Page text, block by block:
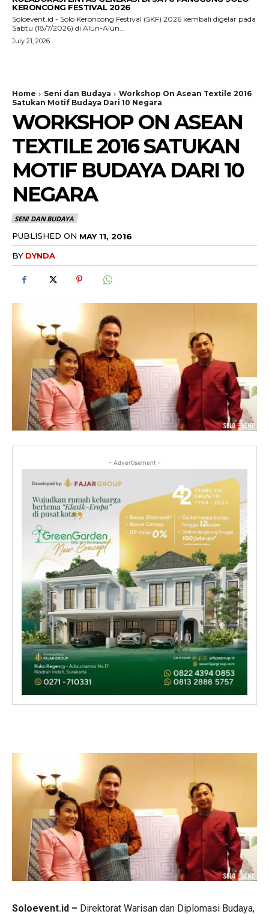
KERONCONG FESTIVAL 2026
Soloevent.id - Solo Keroncong Festival (SKF) 2026 kembali digelar pada
Sabtu (18/7/2026) di Alun-Alun...
July 21, 2026